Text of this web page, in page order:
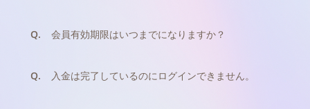
Q. 会員有効期限はいつまでになりますか？
Q. 入金は完了しているのにログインできません。